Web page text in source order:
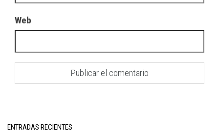
Web
ENTRADAS RECIENTES